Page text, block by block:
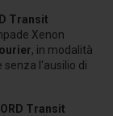
Transit
Xenon
, in modalità
senza l'ausilio di
Transit